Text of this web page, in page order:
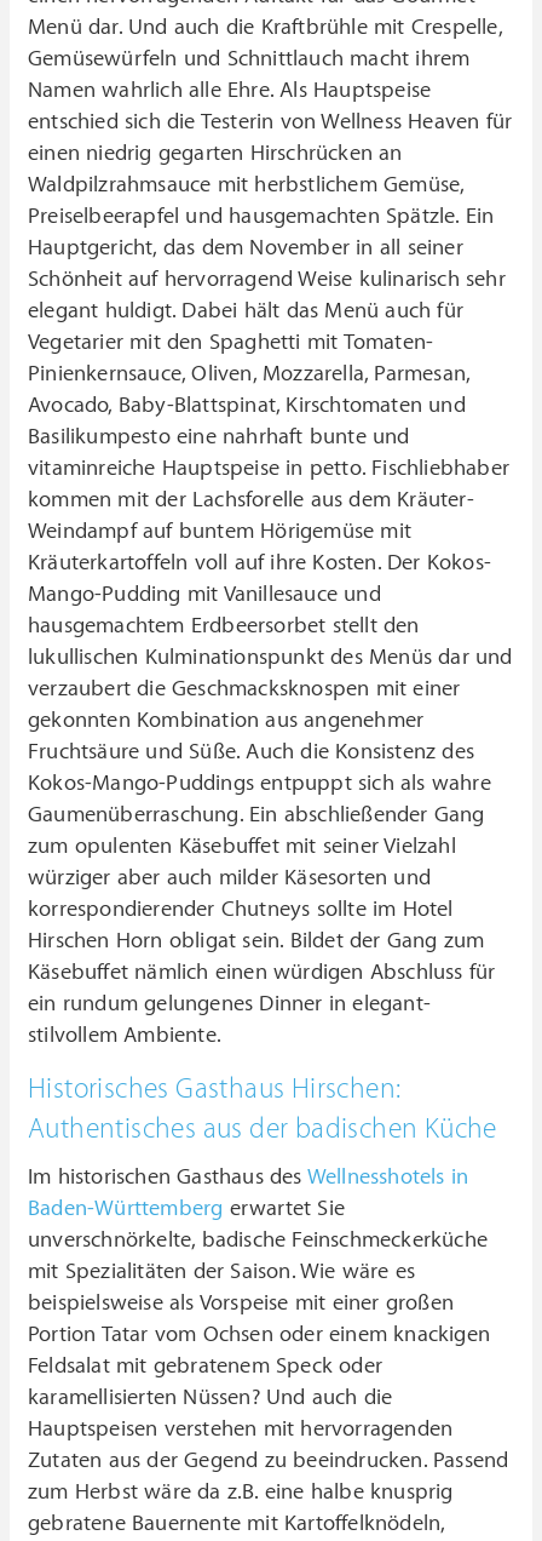
Menü dar. Und auch die Kraftbrühle mit Crespelle,
Gemüsewürfeln und Schnittlauch macht ihrem
Namen wahrlich alle Ehre. Als Hauptspeise
entschied sich die Testerin von Wellness Heaven für
einen niedrig gegarten Hirschrücken an
Waldpilzrahmsauce mit herbstlichem Gemüse,
Preiselbeerapfel und hausgemachten Spätzle. Ein
Hauptgericht, das dem November in all seiner
Schönheit auf hervorragend Weise kulinarisch sehr
elegant huldigt. Dabei hält das Menü auch für
Vegetarier mit den Spaghetti mit Tomaten-
Pinienkernsauce, Oliven, Mozzarella, Parmesan,
Avocado, Baby-Blattspinat, Kirschtomaten und
Basilikumpesto eine nahrhaft bunte und
vitaminreiche Hauptspeise in petto. Fischliebhaber
kommen mit der Lachsforelle aus dem Kräuter-
Weindampf auf buntem Hörigemüse mit
Kräuterkartoffeln voll auf ihre Kosten. Der Kokos-
Mango-Pudding mit Vanillesauce und
hausgemachtem Erdbeersorbet stellt den
lukullischen Kulminationspunkt des Menüs dar und
verzaubert die Geschmacksknospen mit einer
gekonnten Kombination aus angenehmer
Fruchtsäure und Süße. Auch die Konsistenz des
Kokos-Mango-Puddings entpuppt sich als wahre
Gaumenüberraschung. Ein abschließender Gang
zum opulenten Käsebuffet mit seiner Vielzahl
würziger aber auch milder Käsesorten und
korrespondierender Chutneys sollte im Hotel
Hirschen Horn obligat sein. Bildet der Gang zum
Käsebuffet nämlich einen würdigen Abschluss für
ein rundum gelungenes Dinner in elegant-
stilvollem Ambiente.
Historisches Gasthaus Hirschen:
Authentisches aus der badischen Küche
Im historischen Gasthaus des Wellnesshotels in
Baden-Württemberg erwartet Sie
unverschnörkelte, badische Feinschmeckerküche
mit Spezialitäten der Saison. Wie wäre es
beispielsweise als Vorspeise mit einer großen
Portion Tatar vom Ochsen oder einem knackigen
Feldsalat mit gebratenem Speck oder
karamellisierten Nüssen? Und auch die
Hauptspeisen verstehen mit hervorragenden
Zutaten aus der Gegend zu beeindrucken. Passend
zum Herbst wäre da z.B. eine halbe knusprig
gebratene Bauernente mit Kartoffelknödeln,